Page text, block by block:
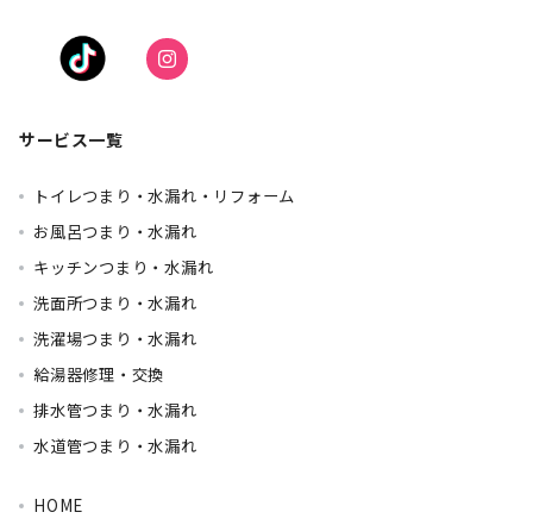
サービス一覧
トイレつまり・水漏れ・リフォーム
お風呂つまり・水漏れ
キッチンつまり・水漏れ
洗面所つまり・水漏れ
洗濯場つまり・水漏れ
給湯器修理・交換
排水管つまり・水漏れ
水道管つまり・水漏れ
HOME